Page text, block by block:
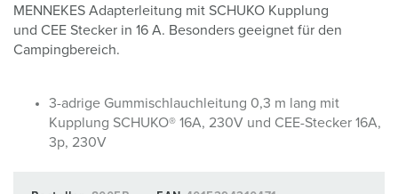
MENNEKES Adapterleitung mit SCHUKO Kupplung
und CEE Stecker in 16 A. Besonders geeignet für den
Campingbereich.
3-adrige Gummischlauchleitung 0,3 m lang mit
Kupplung SCHUKO® 16A, 230V und CEE-Stecker 16A,
3p, 230V